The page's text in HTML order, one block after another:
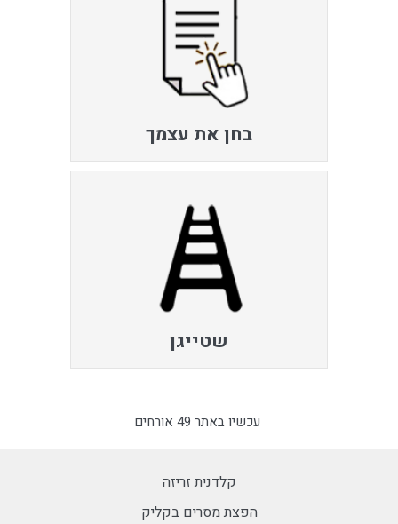
בחן את עצמך
שטייגן
עכשיו באתר 49 אורחים
קלדנית זריזה
הפצת מסרים בקליק